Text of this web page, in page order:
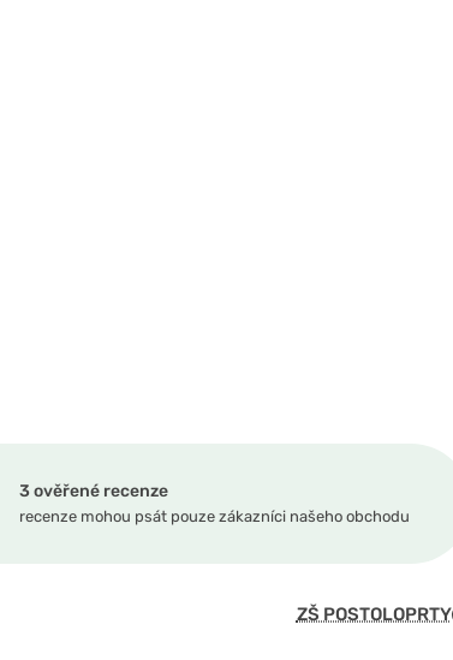
3 ověřené recenze
recenze mohou psát pouze zákazníci našeho obchodu
ZŠ POSTOLOPRTY